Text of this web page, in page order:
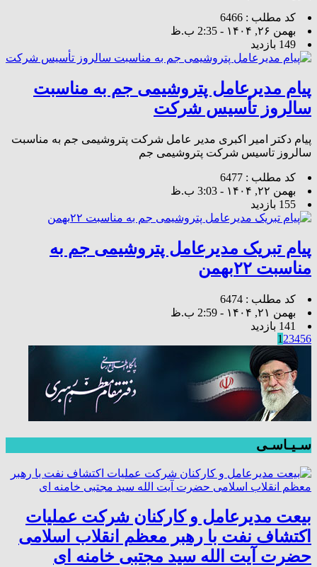
کد مطلب : 6466
بهمن ۲۶, ۱۴۰۴ - 2:35 ب.ظ
149 بازدید
پیام مدیرعامل پتروشیمی جم به مناسبت
سالروز تأسیس شرکت
پیام دکتر امیر اکبری مدیر عامل شرکت پتروشیمی جم به مناسبت
سالروز تاسیس شرکت پتروشیمی جم
کد مطلب : 6477
بهمن ۲۲, ۱۴۰۴ - 3:03 ب.ظ
155 بازدید
پیام تبریک مدیرعامل پتروشیمی جم به
مناسبت ۲۲بهمن
کد مطلب : 6474
بهمن ۲۱, ۱۴۰۴ - 2:59 ب.ظ
141 بازدید
1 23456
سـیـاسـی
بیعت مدیرعامل و کارکنان شرکت عملیات
اکتشاف نفت با رهبر معظم انقلاب اسلامی
حضرت آیت الله سید مجتبی خامنه ای